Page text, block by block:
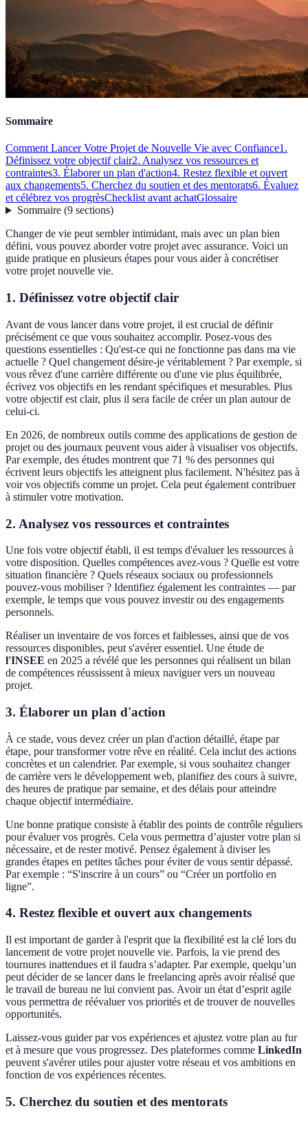
Sommaire
Comment Lancer Votre Projet de Nouvelle Vie avec Confiance1.
Définissez votre objectif clair2. Analysez vos ressources et
contraintes3. Élaborer un plan d'action4. Restez flexible et ouvert
aux changements5. Cherchez du soutien et des mentorats6. Évaluez
et célébrez vos progrèsChecklist avant achatGlossaire
Sommaire(9 sections)
Changer de vie peut sembler intimidant, mais avec un plan bien
défini, vous pouvez aborder votre projet avec assurance. Voici un
guide pratique en plusieurs étapes pour vous aider à concrétiser
votre projet nouvelle vie.
1. Définissez votre objectif clair
Avant de vous lancer dans votre projet, il est crucial de définir
précisément ce que vous souhaitez accomplir. Posez-vous des
questions essentielles : Qu'est-ce qui ne fonctionne pas dans ma vie
actuelle ? Quel changement désire-je véritablement ? Par exemple, si
vous rêvez d'une carrière différente ou d'une vie plus équilibrée,
écrivez vos objectifs en les rendant spécifiques et mesurables. Plus
votre objectif est clair, plus il sera facile de créer un plan autour de
celui-ci.
En 2026, de nombreux outils comme des applications de gestion de
projet ou des journaux peuvent vous aider à visualiser vos objectifs.
Par exemple, des études montrent que 71 % des personnes qui
écrivent leurs objectifs les atteignent plus facilement. N'hésitez pas à
voir vos objectifs comme un projet. Cela peut également contribuer
à stimuler votre motivation.
2. Analysez vos ressources et contraintes
Une fois votre objectif établi, il est temps d'évaluer les ressources à
votre disposition. Quelles compétences avez-vous ? Quelle est votre
situation financière ? Quels réseaux sociaux ou professionnels
pouvez-vous mobiliser ? Identifiez également les contraintes — par
exemple, le temps que vous pouvez investir ou des engagements
personnels.
Réaliser un inventaire de vos forces et faiblesses, ainsi que de vos
ressources disponibles, peut s'avérer essentiel. Une étude de
l'INSEE en 2025 a révélé que les personnes qui réalisent un bilan
de compétences réussissent à mieux naviguer vers un nouveau
projet.
3. Élaborer un plan d'action
À ce stade, vous devez créer un plan d'action détaillé, étape par
étape, pour transformer votre rêve en réalité. Cela inclut des actions
concrètes et un calendrier. Par exemple, si vous souhaitez changer
de carrière vers le développement web, planifiez des cours à suivre,
des heures de pratique par semaine, et des délais pour atteindre
chaque objectif intermédiaire.
Une bonne pratique consiste à établir des points de contrôle réguliers
pour évaluer vos progrès. Cela vous permettra d’ajuster votre plan si
nécessaire, et de rester motivé. Pensez également à diviser les
grandes étapes en petites tâches pour éviter de vous sentir dépassé.
Par exemple : “S'inscrire à un cours” ou “Créer un portfolio en
ligne”.
4. Restez flexible et ouvert aux changements
Il est important de garder à l'esprit que la flexibilité est la clé lors du
lancement de votre projet nouvelle vie. Parfois, la vie prend des
tournures inattendues et il faudra s’adapter. Par exemple, quelqu’un
peut décider de se lancer dans le freelancing après avoir réalisé que
le travail de bureau ne lui convient pas. Avoir un état d’esprit agile
vous permettra de réévaluer vos priorités et de trouver de nouvelles
opportunités.
Laissez-vous guider par vos expériences et ajustez votre plan au fur
et à mesure que vous progressez. Des plateformes comme LinkedIn
peuvent s'avérer utiles pour ajuster votre réseau et vos ambitions en
fonction de vos expériences récentes.
5. Cherchez du soutien et des mentorats